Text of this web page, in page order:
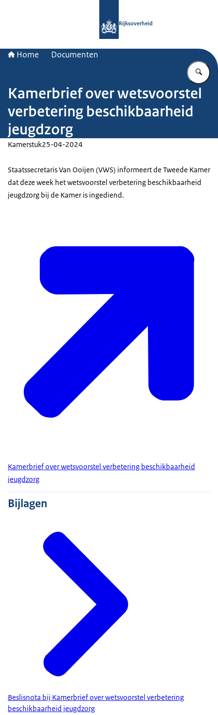
Rijksoverheid
Home Documenten
Kamerbrief over wetsvoorstel
verbetering beschikbaarheid
jeugdzorg
Kamerstuk25-04-2024
Staatssecretaris Van Ooijen (VWS) informeert de Tweede Kamer
dat deze week het wetsvoorstel verbetering beschikbaarheid
jeugdzorg bij de Kamer is ingediend.
Kamerbrief over wetsvoorstel verbetering beschikbaarheid
jeugdzorg
Bijlagen
Beslisnota bij Kamerbrief over wetsvoorstel verbetering
beschikbaarheid jeugdzorg